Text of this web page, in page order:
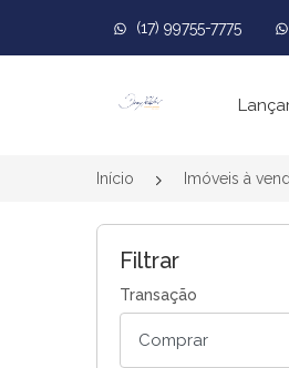
(17) 99755-7775
Página inicial
Início Imóveis à
Filtrar
Transação